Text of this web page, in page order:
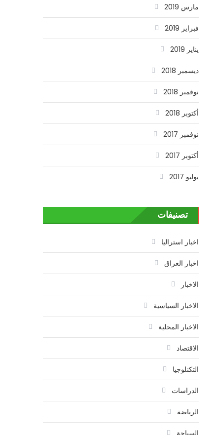
مارس 2019
فبراير 2019
يناير 2019
ديسمبر 2018
نوفمبر 2018
أكتوبر 2018
نوفمبر 2017
أكتوبر 2017
يوليو 2017
تصنيفات
اخبار استراليا
اخبار العراق
الاخبار
الاخبار السياسية
الاخبار المحلية
الاقتصاد
التكنلوجيا
الدراسات
الرياضة
السياحة